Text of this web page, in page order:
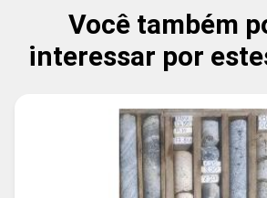
Você também
interessar por